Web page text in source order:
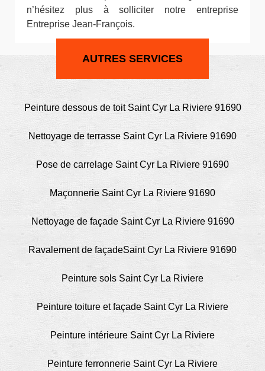
n’hésitez plus à solliciter notre entreprise
Entreprise Jean-François.
AUTRES SERVICES
Peinture dessous de toit Saint Cyr La Riviere 91690
Nettoyage de terrasse Saint Cyr La Riviere 91690
Pose de carrelage Saint Cyr La Riviere 91690
Maçonnerie Saint Cyr La Riviere 91690
Nettoyage de façade Saint Cyr La Riviere 91690
Ravalement de façadeSaint Cyr La Riviere 91690
Peinture sols Saint Cyr La Riviere
Peinture toiture et façade Saint Cyr La Riviere
Peinture intérieure Saint Cyr La Riviere
Peinture ferronnerie Saint Cyr La Riviere